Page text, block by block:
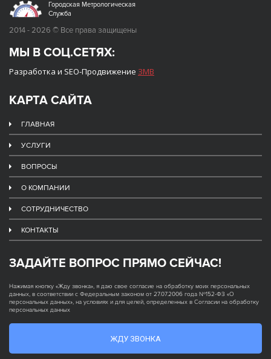
Городская Метрологическая
Служба
2014 - 2026 © Все права защищены
МЫ В СОЦ.СЕТЯХ:
Разработка и SEO-Продвижение ЗМВ
КАРТА САЙТА
ГЛАВНАЯ
УСЛУГИ
ВОПРОСЫ
О КОМПАНИИ
СОТРУДНИЧЕСТВО
КОНТАКТЫ
ЗАДАЙТЕ ВОПРОС ПРЯМО СЕЙЧАС!
Нажимая кнопку «Жду звонка», я даю свое согласие на обработку моих персональных
данных, в соответствии с Федеральным законом от 27.07.2006 года №152-ФЗ «О
персональных данных», на условиях и для целей, определенных в Согласии на обработку
персональных данных
ЖДУ ЗВОНКА